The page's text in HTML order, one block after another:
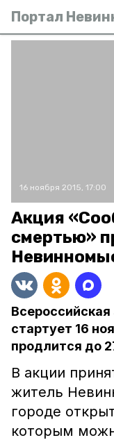
Портал
16 ноября 2015, 17:00
Акция
смертью»
стартует 16
продлится до
В акции
житель
городе
которым